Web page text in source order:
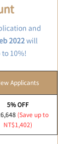
and
2022 will
10%!
Applicants
5% OFF
(Save up to
NT$1,402)